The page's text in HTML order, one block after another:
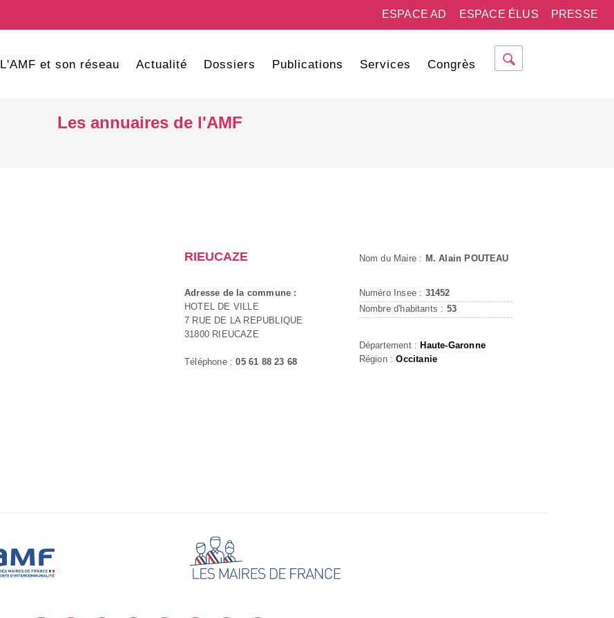
PRESSE
ESPACE ÉLUS
ESPACE AD
L'AMF et son réseau Actualité Dossiers Publications Services Congrès
Les annuaires de l'AMF
RIEUCAZE
Adresse de la commune :
HOTEL DE VILLE
7 RUE DE LA REPUBLIQUE
31800 RIEUCAZE
Téléphone :05 61 88 23 68
Nom du Maire : M. Alain POUTEAU
Numéro Insee : 31452
Nombre d'habitants : 53
Département : Haute-Garonne
Région :Occitanie